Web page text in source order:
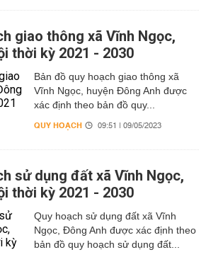
giao thông xã Vĩnh Ngọc,
thời kỳ 2021 - 2030
Bản đồ quy hoạch giao thông xã
Vĩnh Ngọc, huyện Đông Anh được
xác định theo bản đồ quy...
QUY HOẠCH 09:51 | 09/05/2023
sử dụng đất xã Vĩnh Ngọc,
thời kỳ 2021 - 2030
Quy hoạch sử dụng đất xã Vĩnh
Ngọc, Đông Anh được xác định theo
bản đồ quy hoạch sử dụng đất...